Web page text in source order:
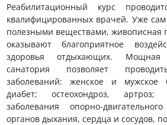
Реабилитационный курс
квалифицированных врачей. Уже
полезными веществами, живописная
оказывают благоприятное
здоровья отдыхающих. Мощная
санатория позволяет
заболеваний: женское и мужское
диабет; остеохондроз, артроз;
заболевания опорно-
органов дыхания, сердца и сосудов,